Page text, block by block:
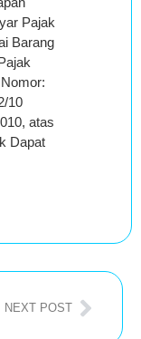
Pajak
Barang
10
atas
Dapat
NEXT POST